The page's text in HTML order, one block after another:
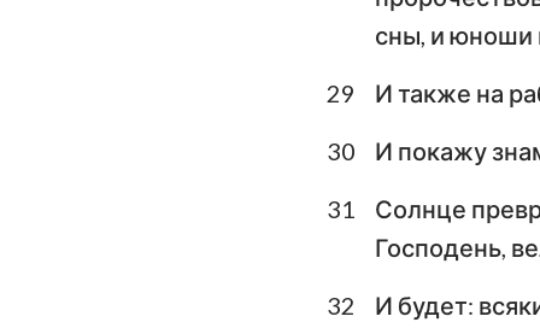
сны, и юноши
29
И также на
30
И покажу
31
Солнце
Господень,
32
И будет: